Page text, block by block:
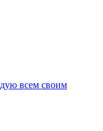
всем своим